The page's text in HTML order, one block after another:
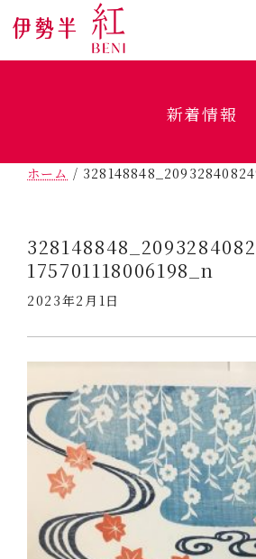
新着情報
ホーム /
175701118006198_n
2023年2月1日